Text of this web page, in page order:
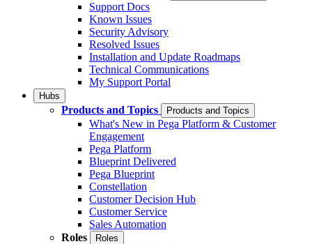
Support Docs
Known Issues
Security Advisory
Resolved Issues
Installation and Update Roadmaps
Technical Communications
My Support Portal
Hubs
Products and Topics Products and Topics
What's New in Pega Platform & Customer
Engagement
Pega Platform
Blueprint Delivered
Pega Blueprint
Constellation
Customer Decision Hub
Customer Service
Sales Automation
Roles
Roles